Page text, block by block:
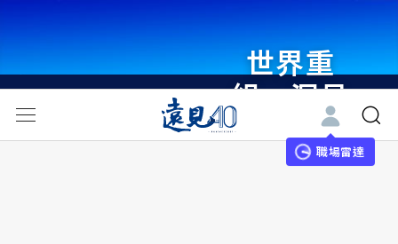
世界重
組・洞見
未來 與
世界領袖
職場雷達